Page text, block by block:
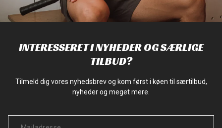
INTERESSERET I NYHEDER OG SÆRLIGE
TILBUD?
Tilmeld dig vores nyhedsbrev og kom først i køen til særtilbud,
nyheder og meget mere.